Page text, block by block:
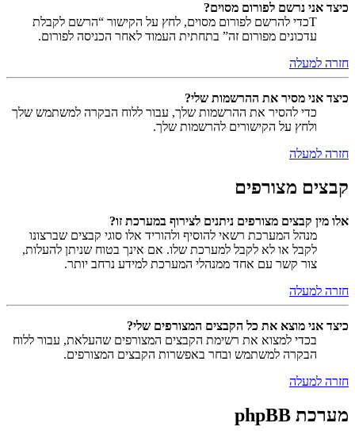
כיצד אני נרשם לפורום מסוים?
Tכדי להרשם לפורום מסוים, לחץ על הקישור “הרשם לקבלת
עדכונים מפורום זה” בתחתית העמוד לאחר הכניסה לפורום.
חזרה למעלה
כיצד אני מסיר את ההרשמות שלי?
כדי להסיר את ההרשמות שלך, עבור ללוח הבקרה למשתמש שלך
ולחץ על הקישורים להרשמות שלך.
חזרה למעלה
קבצים מצורפים
אלו מין קבצים מצורפים ניתנים לצירוף במערכת זו?
מנהל המערכת רשאי להוסיף ולהוריד אלו סוגי קבצים שברצונו
לקבל או לא לקבל למערכת שלו. אם אינך בטוח שניתן להעלות,
צור קשר עם אחד ממנהלי המערכת למידע נרחב יותר.
חזרה למעלה
כיצד אני מוצא את כל הקבצים המצורפים שלי?
בכדי למצוא את רשימת הקבצים המצורפים שהעלאת, עבור ללוח
הבקרה למשתמש ובחר באפשרות הקבצים המצורפים.
חזרה למעלה
מערכת phpBB